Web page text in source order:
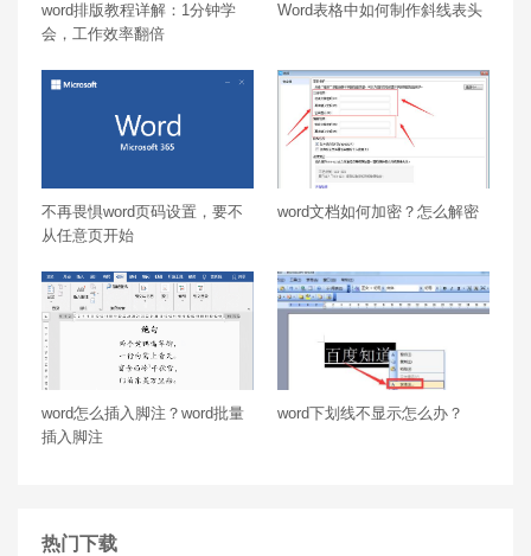
word排版教程详解：1分钟学
会，工作效率翻倍
Word表格中如何制作斜线表头
不再畏惧word页码设置，要不
从任意页开始
word文档如何加密？怎么解密
word怎么插入脚注？word批量
插入脚注
word下划线不显示怎么办？
热门下载